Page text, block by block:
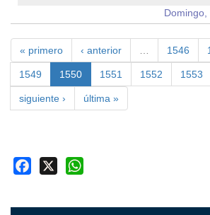
« primero ‹ anterior 1546
1549 1550 1551 1552 1553
siguiente › última »
Facebook